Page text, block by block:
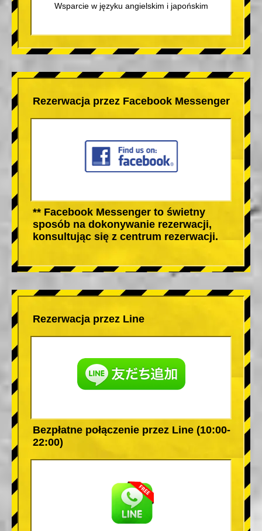
Wsparcie w języku angielskim i japońskim
Rezerwacja przez Facebook Messenger
** Facebook Messenger to świetny
sposób na dokonywanie rezerwacji,
konsultując się z centrum rezerwacji.
Rezerwacja przez Line
Bezpłatne połączenie przez Line (10:00-
22:00)